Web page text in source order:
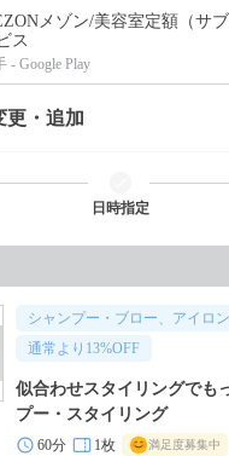
メゾン/美容室定額（サ
ス
- Google Play
更・追加
日時指定
シャンプー・ブロー、アイロ
通常より 13%OFF
似合わせスタイリングでも
プー・スタイリング
60分 1枚 満足度募集中